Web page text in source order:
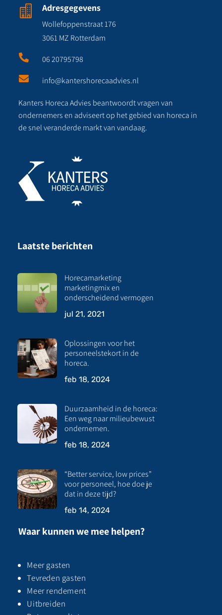
 Adresgegevens
Wollefoppenstraat 176
3061 MZ Rotterdam

06 20795798

info@kantershorecaadvies.nl
Kanters Horeca Advies beantwoordt vragen van
ondernemers en adviseert op het gebied van horeca in
de snel veranderde markt van vandaag.
Laatste berichten
Horecamarketing
marketingmix en
onderscheidend vermogen
jul 21, 2021
Oplossingen voor het
personeelstekort in de
horeca.
feb 18, 2024
Duurzaamheid in de horeca:
Een weg naar milieubewust
ondernemen.
feb 18, 2024
“Better service, low prices”
voor personeel, hoe doe je
dat in deze tijd?
feb 14, 2024
Waar kunnen we mee helpen?
Meer gasten
Tevreden gasten
Meer rendement
Uitbreiden